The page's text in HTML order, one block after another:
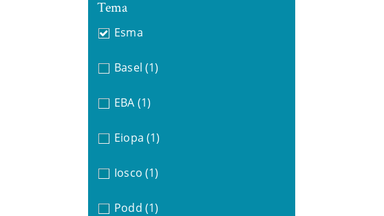
Tema
Esma
Basel (1)
EBA (1)
Eiopa (1)
Iosco (1)
Podd (1)